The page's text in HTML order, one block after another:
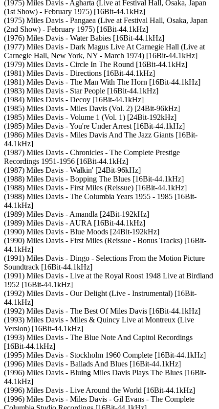
(1975) Miles Davis - Agharta (Live at Festival Hall, Osaka, Japan
(1st Show) - February 1975) [16Bit-44.1kHz]
(1975) Miles Davis - Pangaea (Live at Festival Hall, Osaka, Japan
(2nd Show) - February 1975) [16Bit-44.1kHz]
(1976) Miles Davis - Water Babies [16Bit-44.1kHz]
(1977) Miles Davis - Dark Magus Live At Carnegie Hall (Live at
Carnegie Hall, New York, NY - March 1974) [16Bit-44.1kHz]
(1979) Miles Davis - Circle In The Round [16Bit-44.1kHz]
(1981) Miles Davis - Directions [16Bit-44.1kHz]
(1981) Miles Davis - The Man With The Horn [16Bit-44.1kHz]
(1983) Miles Davis - Star People [16Bit-44.1kHz]
(1984) Miles Davis - Decoy [16Bit-44.1kHz]
(1985) Miles Davis - Miles Davis (Vol. 2) [24Bit-96kHz]
(1985) Miles Davis - Volume 1 (Vol. 1) [24Bit-192kHz]
(1985) Miles Davis - You're Under Arrest [16Bit-44.1kHz]
(1986) Miles Davis - Miles Davis And The Jazz Giants [16Bit-
44.1kHz]
(1987) Miles Davis - Chronicles - The Complete Prestige
Recordings 1951-1956 [16Bit-44.1kHz]
(1987) Miles Davis - Walkin' [24Bit-96kHz]
(1988) Miles Davis - Bopping The Blues [16Bit-44.1kHz]
(1988) Miles Davis - First Miles (Reissue) [16Bit-44.1kHz]
(1988) Miles Davis - The Columbia Years 1955 - 1985 [16Bit-
44.1kHz]
(1989) Miles Davis - Amandla [24Bit-192kHz]
(1989) Miles Davis - AURA [16Bit-44.1kHz]
(1990) Miles Davis - Blue Moods [24Bit-192kHz]
(1990) Miles Davis - First Miles (Reissue - Bonus Tracks) [16Bit-
44.1kHz]
(1991) Miles Davis - Dingo - Selections From the Motion Picture
Soundtrack [16Bit-44.1kHz]
(1991) Miles Davis - Live at the Royal Roost 1948 Live at Birdland
1952 [16Bit-44.1kHz]
(1992) Miles Davis - Our Delight (Live - Instrumental) [16Bit-
44.1kHz]
(1992) Miles Davis - The Best Of Miles Davis [16Bit-44.1kHz]
(1993) Miles Davis - Miles & Quincy Live at Montreux (Live
Version) [16Bit-44.1kHz]
(1993) Miles Davis - The Blue Note And Capitol Recordings
[16Bit-44.1kHz]
(1995) Miles Davis - Stockholm 1960 Complete [16Bit-44.1kHz]
(1996) Miles Davis - Ballads And Blues [16Bit-44.1kHz]
(1996) Miles Davis - Bluing Miles Davis Plays The Blues [16Bit-
44.1kHz]
(1996) Miles Davis - Live Around the World [16Bit-44.1kHz]
(1996) Miles Davis - Miles Davis - Gil Evans - The Complete